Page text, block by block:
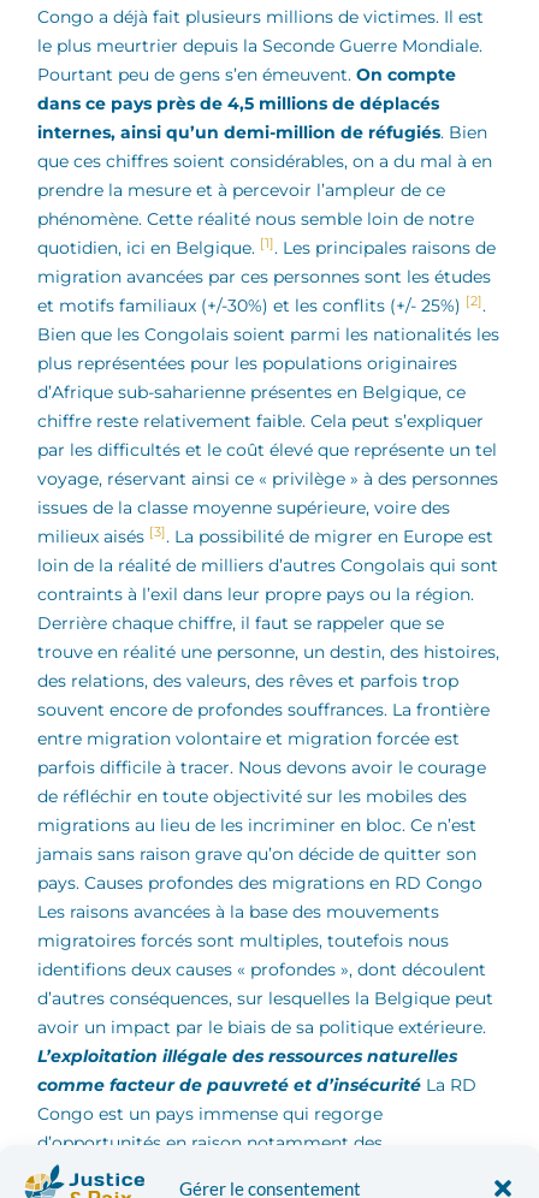
Gérer le consentement
Congo a déjà fait plusieurs millions de victimes. Il est
le plus meurtrier depuis la Seconde Guerre Mondiale.
Pourtant peu de gens s’en émeuvent.On compte
dans ce pays près de 4,5 millions de déplacés
internes, ainsi qu’un demi-million de réfugiés. Bien
que ces chiffres soient considérables, on a du mal à en
prendre la mesure et à percevoir l’ampleur de ce
phénomène. Cette réalité nous semble loin de notre
quotidien, ici en Belgique. [1]. Les principales raisons de
migration avancées par ces personnes sont les études
et motifs familiaux (+/-30%) et les conflits (+/- 25%) [2].
Bien que les Congolais soient parmi les nationalités les
plus représentées pour les populations originaires
d’Afrique sub-saharienne présentes en Belgique, ce
chiffre reste relativement faible. Cela peut s’expliquer
par les difficultés et le coût élevé que représente un tel
voyage, réservant ainsi ce « privilège » à des personnes
issues de la classe moyenne supérieure, voire des
milieux aisés [3]. La possibilité de migrer en Europe est
loin de la réalité de milliers d’autres Congolais qui sont
contraints à l’exil dans leur propre pays ou la région.
Derrière chaque chiffre, il faut se rappeler que se
trouve en réalité une personne, un destin, des histoires,
des relations, des valeurs, des rêves et parfois trop
souvent encore de profondes souffrances. La frontière
entre migration volontaire et migration forcée est
parfois difficile à tracer. Nous devons avoir le courage
de réfléchir en toute objectivité sur les mobiles des
migrations au lieu de les incriminer en bloc. Ce n’est
jamais sans raison grave qu’on décide de quitter son
pays.Causes profondes des migrations en RD Congo
Les raisons avancées à la base des mouvements
migratoires forcés sont multiples, toutefois nous
identifions deux causes « profondes », dont découlent
d’autres conséquences, sur lesquelles la Belgique peut
avoir un impact par le biais de sa politique extérieure.
L’exploitation illégale des ressources naturelles
comme facteur de pauvreté et d’insécurité La RD
Congo est un pays immense qui regorge
d’opportunités en raison notamment des
innombrables richesses présentes dans son sol. Elle